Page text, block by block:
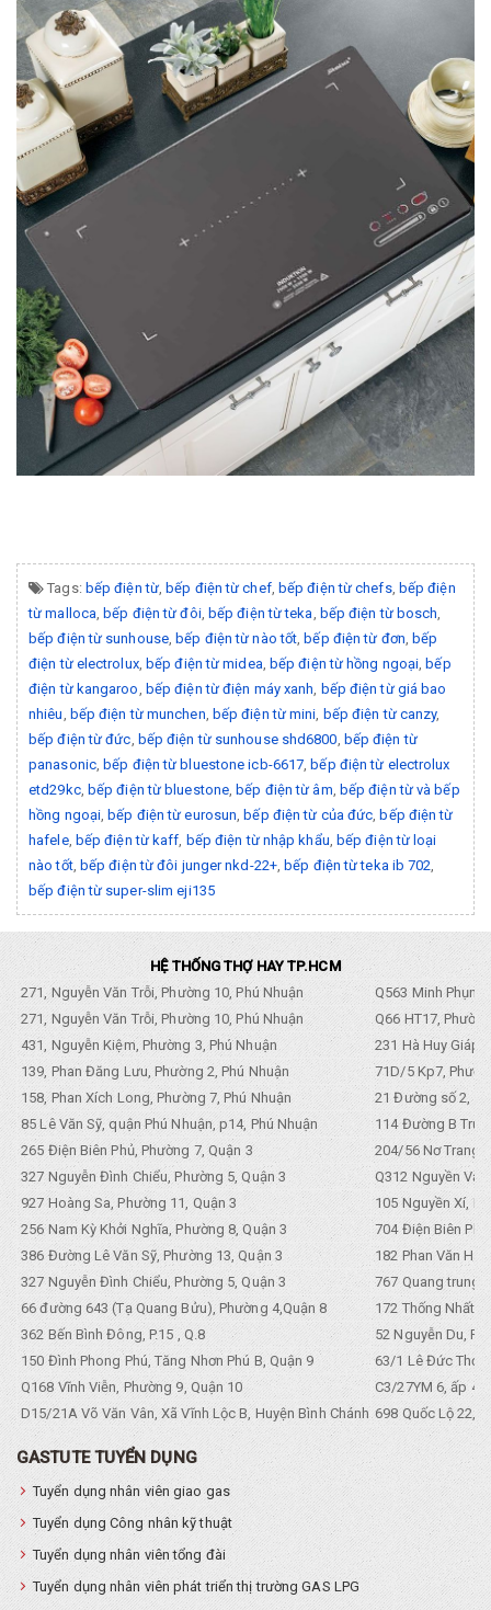
Tags: bếp điện từ,bếp điện từ chef, bếp điện từ chefs, bếp điện
từ malloca ,bếp điện từ đôi, bếp điện từ teka bếp điện từ bosch
bếp điện từ sunhouse ,bếp điện từ nào tốt ,bếp điện từ đơn ,bếp
điện từ electrolux,bếp điện từ midea bếp điện từ hồng ngoại ,bếp
điện từ kangaroo bếp điện từ điện máy xanh bếp điện từ giá bao
nhiêu bếp điện từ munchen bếp điện từ mini bếp điện từ canzy,
bếp điện từ đức bếp điện từ sunhouse shd6800 bếp điện từ
panasonic,bếp điện từ bluestone icb-6617 ,bếp điện từ electrolux
etd29kc, bếp điện từ bluestone ,bếp điện từ âm bếp điện từ và bếp
hồng ngoại ,bếp điện từ eurosun ,bếp điện từ của đức ,bếp điện từ
hafele, bếp điện từ kaff bếp điện từ nhập khẩu bếp điện từ loại
nào tốt, bếp điện từ đôi junger nkd-22+,bếp điện từ teka ib 702
bếp điện từ super-slim eji135
HỆ THỐNG THỢ HAY TP.HCM
271, Nguyễn Văn Trỗi, Phường 10, Phú Nhuận
Q563 Minh
271, Nguyễn Văn Trỗi, Phường 10, Phú Nhuận
Q66 HT17,
431, Nguyễn Kiệm, Phường 3, Phú Nhuận
231 Hà Huy Giáp,
139, Phan Đăng Lưu, Phường 2, Phú Nhuận
71D/5 Kp7,
158, Phan Xích Long, Phường 7, Phú Nhuận
21 Đường số 2,
85 Lê Văn Sỹ, quận Phú Nhuận, p14, Phú Nhuận
114 Đường B
265 Điện Biên Phủ, Phường 7, Quận 3
204/56 Nơ Trang
327 Nguyễn Đình Chiểu, Phường 5, Quận 3
Q312 Nguyền
927 Hoàng Sa, Phường 11, Quận 3
105 Nguyền Xí,
256 Nam Kỳ Khởi Nghĩa, Phường 8, Quận 3
704 Điện Biên
386 Đường Lê Văn Sỹ, Phường 13, Quận 3
182 Phan Văn
327 Nguyễn Đình Chiểu, Phường 5, Quận 3
767 Quang trung,
66 đường 643 (Tạ Quang Bửu), Phường 4,Quận 8
172 Thống Nhất.
362 Bến Bình Đông, P.15 , Q.8
52 Nguyễn Du,
150 Đình Phong Phú, Tăng Nhơn Phú B, Quận 9
63/1 Lê Đức Thọ,
Q168 Vĩnh Viễn, Phường 9, Quận 10
C3/27YM 6, ấp 4,
D15/21A Võ Văn Vân, Xã Vĩnh Lộc B, Huyện Bình Chánh 698 Quốc Lộ 22,
GASTUTE TUYỂN DỤNG
Tuyển dụng nhân viên giao gas
Tuyển dụng Công nhân kỹ thuật
Tuyển dụng nhân viên tổng đài
Tuyển dụng nhân viên phát triển thị trường GAS LPG